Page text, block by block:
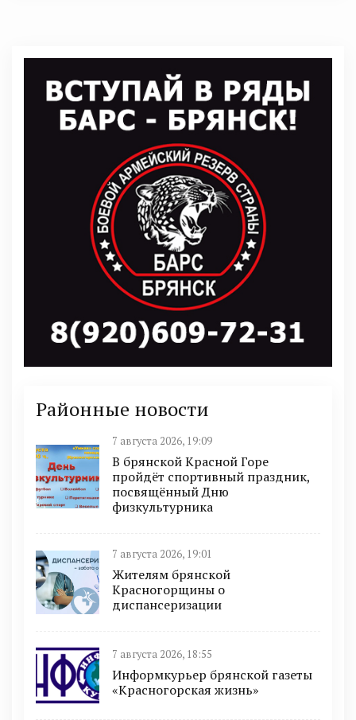
Районные новости
7 августа 2026, 19:09
В брянской Красной Горе
пройдёт спортивный праздник,
посвящённый Дню
физкультурника
7 августа 2026, 19:01
Жителям брянской
Красногорщины о
диспансеризации
7 августа 2026, 18:55
Информкурьер брянской газеты
«Красногорская жизнь»